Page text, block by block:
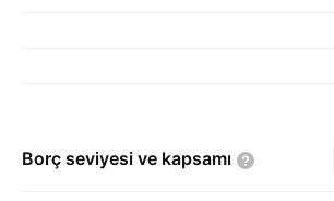
Borç seviyesi ve kapsamı